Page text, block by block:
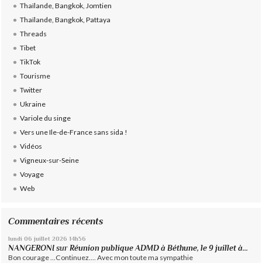
Thaïlande, Bangkok, Jomtien
Thaïlande, Bangkok, Pattaya
Threads
Tibet
TikTok
Tourisme
Twitter
Ukraine
Variole du singe
Vers une Ile-de-France sans sida !
Vidéos
Vigneux-sur-Seine
Voyage
Web
Commentaires récents
lundi 06 juillet 2026 14h56
NANGERONI surRéunion publique ADMD à Béthune, le 9 juillet à...
Bon courage ...Continuez.... Avec mon toute ma sympathie